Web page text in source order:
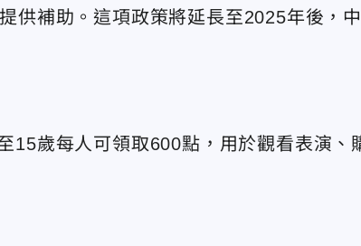
供補助。這項政策將延長至2025年後，
15歲每人可領取600點，用於觀看表演、